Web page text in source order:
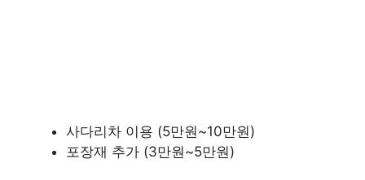
사다리차 이용 (5만원~10만원)
포장재 추가 (3만원~5만원)